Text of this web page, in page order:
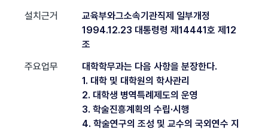
설치근거
교육부와그소속기관직제 일부개정
1994.12.23 대통령령 제14441호 제12
조
주요업무
대학학무과는 다음 사항을 분장한다.
1. 대학 및 대학원의 학사관리
2. 대학생 병역특례제도의 운영
3. 학술진흥계획의 수립·시행
4. 학술연구의 조성 및 교수의 국외연수 지